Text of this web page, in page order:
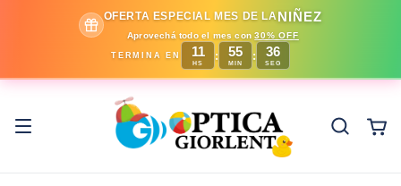
OFERTA ESPECIAL MES DE LANIÑEZ
Aprovechá todo el mes con30% OFF
TERMINA EN 11
HS
: 55
MIN
: 36
SEG